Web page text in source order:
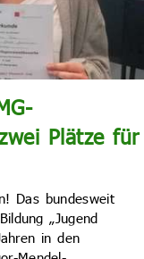
Plätze für
Das bundesweit
„Jugend
in den